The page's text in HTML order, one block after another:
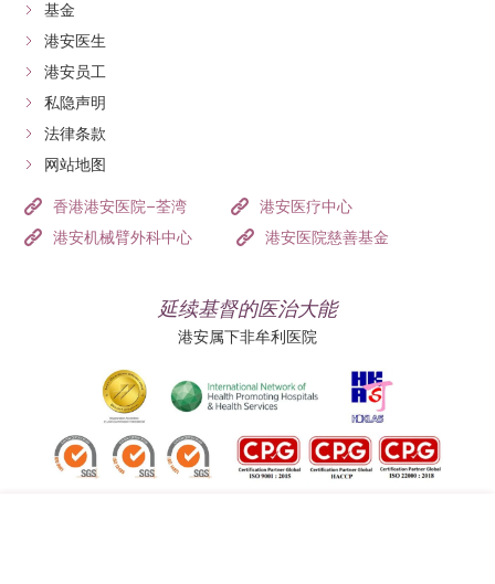
基金
港安医生
港安员工
私隐声明
法律条款
网站地图
香港港安医院–荃湾
港安医疗中心
港安机械臂外科中心
港安医院慈善基金
延续基督的医治大能
港安属下非牟利医院